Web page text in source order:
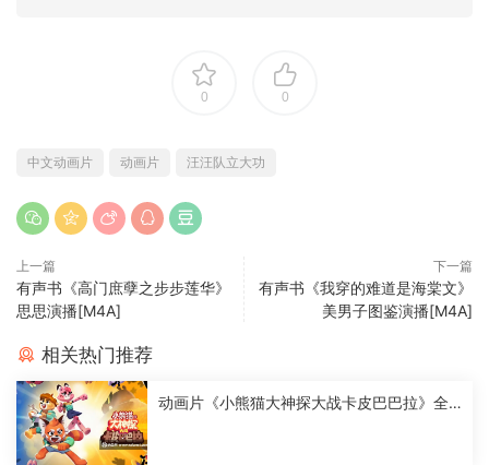
0 0
中文动画片 动画片 汪汪队立大功
上一篇
有声书《高门庶孽之步步莲华》
思思演播[M4A]
下一篇
有声书《我穿的难道是海棠文》
美男子图鉴演播[M4A]
相关热门推荐
动画片《小熊猫大神探大战卡皮巴巴拉》全2